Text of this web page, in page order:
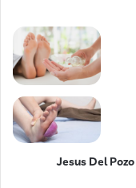
عطر ادکلن جسوس دل پوزو ادونچر کواسار | Jesus Del Pozo